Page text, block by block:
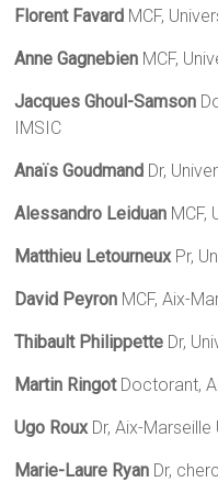
Florent Favard MCF,
Anne Gagnebien MCF,
Jacques Ghoul-Samson
IMSIC
Anaïs Goudmand Dr,
Alessandro Leiduan MCF,
Matthieu LetourneuxPr,
David Peyron MCF, Aix-
Thibault Philippette Dr,
Martin RingotDoctorant,
Ugo RouxDr, Aix-Marseille
Marie-Laure Ryan Dr,